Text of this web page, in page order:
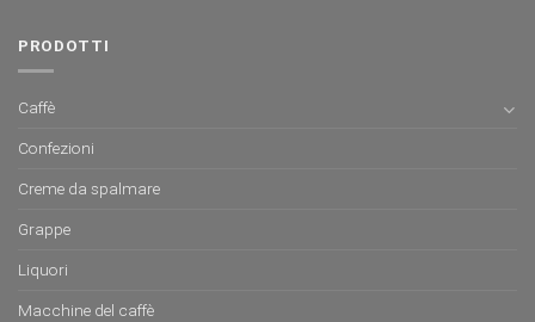
PRODOTTI
Caffè
Confezioni
Creme da spalmare
Grappe
Liquori
Macchine del caffè